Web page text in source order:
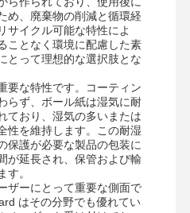
め、廃棄物の削減と循環経
サイクル可能な特性によ
ことなく環境に配慮した素
とって理想的な選択肢とな
要な特性です。コーティン
らず、ボール紙は湿気に耐
ており、湿気の多いまたは
性を維持します。この耐湿
保護が必要な製品の包装に
が延長され、保管および輸
す。
ザーにとって重要な側面で
はその分野でも優れてい